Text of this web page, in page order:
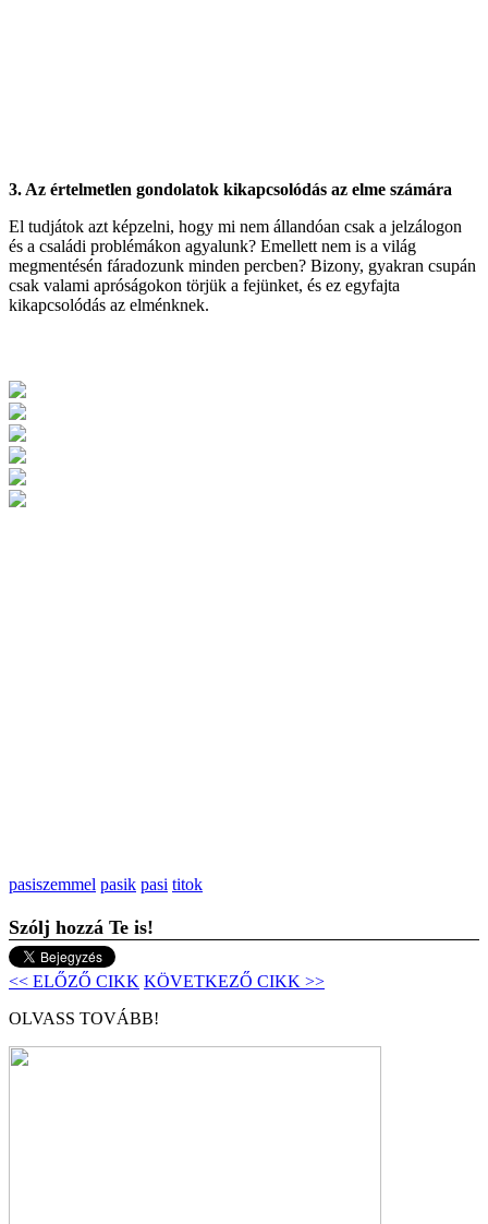
3. Az értelmetlen gondolatok kikapcsolódás az elme számára
El tudjátok azt képzelni, hogy mi nem állandóan csak a jelzálogon
és a családi problémákon agyalunk? Emellett nem is a világ
megmentésén fáradozunk minden percben? Bizony, gyakran csupán
csak valami apróságokon törjük a fejünket, és ez egyfajta
kikapcsolódás az elménknek.
pasiszemmel pasik pasi titok
Szólj hozzá Te is!
<< ELŐZŐ CIKK KÖVETKEZŐ CIKK >>
OLVASS TOVÁBB!